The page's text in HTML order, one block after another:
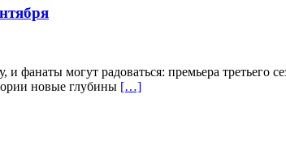
могут радоваться: премьера третьего
новые глубины […]